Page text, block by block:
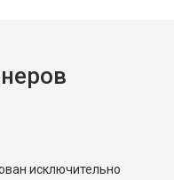
исключительно